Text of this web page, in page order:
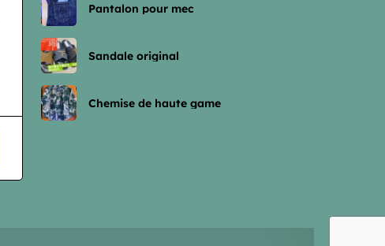
Lapin géant
GOMA, Q.KYESHRO
15.00$
Pantalon pour mec
Sandale original
Chemise de haute game